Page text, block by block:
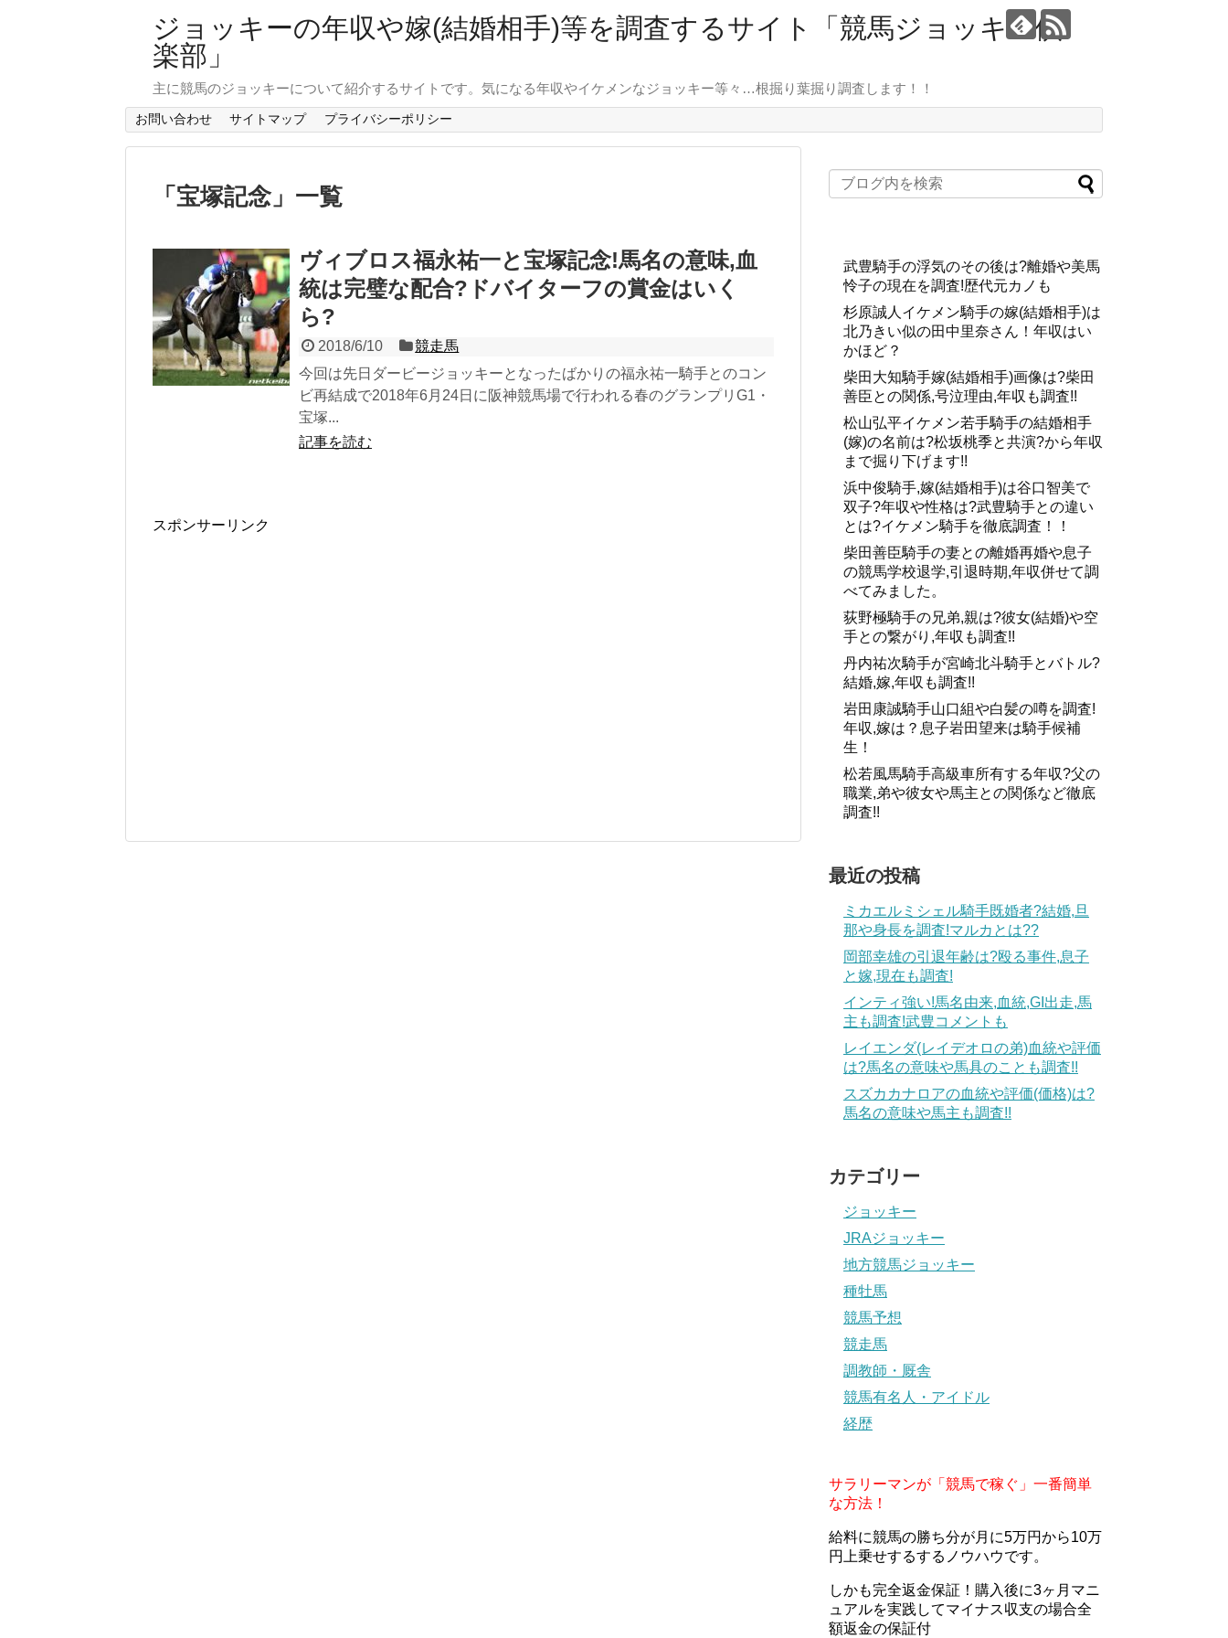
ジョッキーの年収や嫁(結婚相手)等を調査するサイト「競馬ジョッキー倶
楽部」
主に競馬のジョッキーについて紹介するサイトです。気になる年収やイケメンなジョッキー等々…根掘り葉掘り調査します！！
お問い合わせ サイトマップ プライバシーポリシー
「 宝塚記念」 一覧
ヴィブロス福永祐一と宝塚記念!馬名の意味,血
統は完璧な配合?ドバイターフの賞金はいく
ら?
2018/6/10
競走馬
今回は先日ダービージョッキーとなったばかりの福永祐一騎手とのコン
ビ再結成で2018年6月24日に阪神競馬場で行われる春のグランプリG1・
宝塚...
記事を読む
スポンサーリンク
武豊騎手の浮気のその後は?離婚や美馬
怜子の現在を調査!歴代元カノも
杉原誠人イケメン騎手の嫁(結婚相手)は
北乃きい似の田中里奈さん！年収はい
かほど？
柴田大知騎手嫁(結婚相手)画像は?柴田
善臣との関係,号泣理由,年収も調査!!
松山弘平イケメン若手騎手の結婚相手
(嫁)の名前は?松坂桃季と共演?から年収
まで掘り下げます!!
浜中俊騎手,嫁(結婚相手)は谷口智美で
双子?年収や性格は?武豊騎手との違い
とは?イケメン騎手を徹底調査！！
柴田善臣騎手の妻との離婚再婚や息子
の競馬学校退学,引退時期,年収併せて調
べてみました。
荻野極騎手の兄弟,親は?彼女(結婚)や空
手との繋がり,年収も調査!!
丹内祐次騎手が宮崎北斗騎手とバトル?
結婚,嫁,年収も調査!!
岩田康誠騎手山口組や白髪の噂を調査!
年収,嫁は？息子岩田望来は騎手候補
生！
松若風馬騎手高級車所有する年収?父の
職業,弟や彼女や馬主との関係など徹底
調査!!
最近の投稿
ミカエルミシェル騎手既婚者?結婚,旦
那や身長を調査!マルカとは??
岡部幸雄の引退年齢は?殴る事件,息子
と嫁,現在も調査!
インティ強い!馬名由来,血統,GI出走,馬
主も調査!武豊コメントも
レイエンダ(レイデオロの弟)血統や評価
は?馬名の意味や馬具のことも調査!!
スズカカナロアの血統や評価(価格)は?
馬名の意味や馬主も調査!!
カテゴリー
ジョッキー
JRAジョッキー
地方競馬ジョッキー
種牡馬
競馬予想
競走馬
調教師・厩舎
競馬有名人・アイドル
経歴
サラリーマンが「競馬で稼ぐ」一番簡単
な方法！
給料に競馬の勝ち分が月に5万円から10万
円上乗せするするノウハウです。
しかも完全返金保証！購入後に3ヶ月マニ
ュアルを実践してマイナス収支の場合全
額返金の保証付